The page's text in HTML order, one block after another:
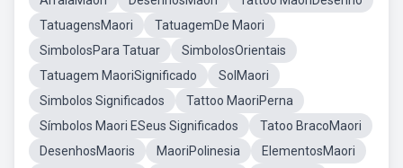
TatuagensMaori
TatuagemDe Maori
SimbolosPara Tatuar
SimbolosOrientais
Tatuagem MaoriSignificado
SolMaori
Simbolos Significados
Tattoo MaoriPerna
Símbolos Maori ESeus Significados
Tatoo BracoMaori
DesenhosMaoris
MaoriPolinesia
ElementosMaori